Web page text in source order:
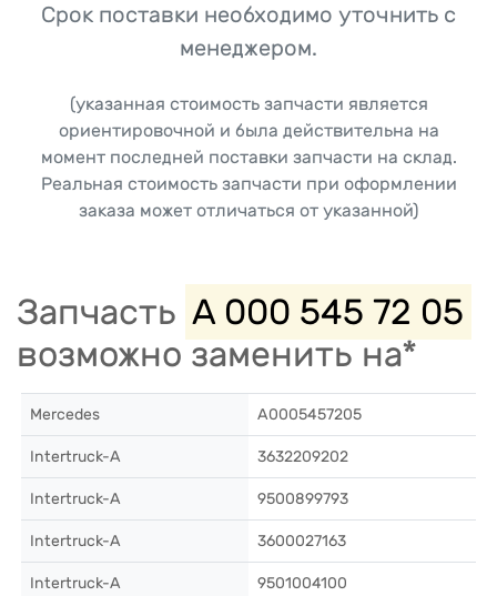
Срок поставки необходимо уточнить с
менеджером.
(указанная стоимость запчасти является
ориентировочной и была действительна на
момент последней поставки запчасти на склад.
Реальная стоимость запчасти при оформлении
заказа может отличаться от указанной)
Запчасть A 000 545 72 05
возможно заменить на*
Mercedes A0005457205
Intertruck-A 3632209202
Intertruck-A 9500899793
Intertruck-A 3600027163
Intertruck-A 9501004100